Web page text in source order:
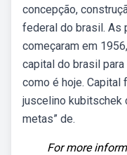
concepção,
federal do brasil. As
começaram em
capital do brasil
como é hoje. Capital
juscelino kubitschek
metas” de.
For more